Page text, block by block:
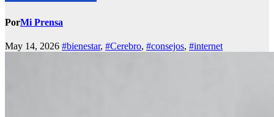
PorMi Prensa
May 14, 2026 #bienestar, #Cerebro, #consejos, #internet